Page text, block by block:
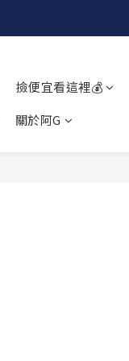
撿便宜看這裡💰
關於阿G